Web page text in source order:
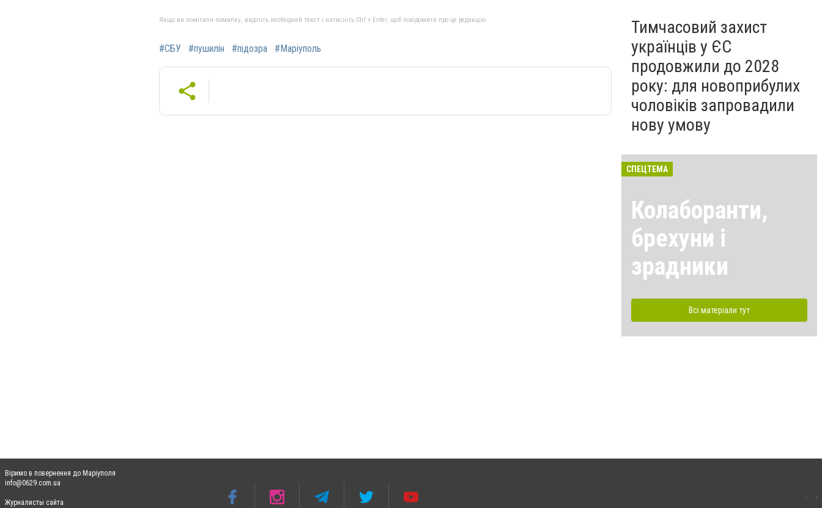
Якщо ви помітили помилку, виділіть необхідний текст і натисніть Ctrl + Enter, щоб повідомити про це редакцію
#СБУ #пушилін #підозра #Маріуполь
Тимчасовий захист
українців у ЄС
продовжили до 2028
року: для новоприбулих
чоловіків запровадили
нову умову
СПЕЦТЕМА
Колаборанти,
брехуни і
зрадники
Всі матеріали тут
Віримо в повернення до Маріуполя
info@0629.com.ua
Журналисты сайта